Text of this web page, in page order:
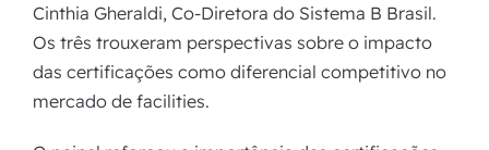
Cinthia Gheraldi, Co-Diretora do Sistema B Brasil.
Os três trouxeram perspectivas sobre o impacto
das certificações como diferencial competitivo no
mercado de facilities.